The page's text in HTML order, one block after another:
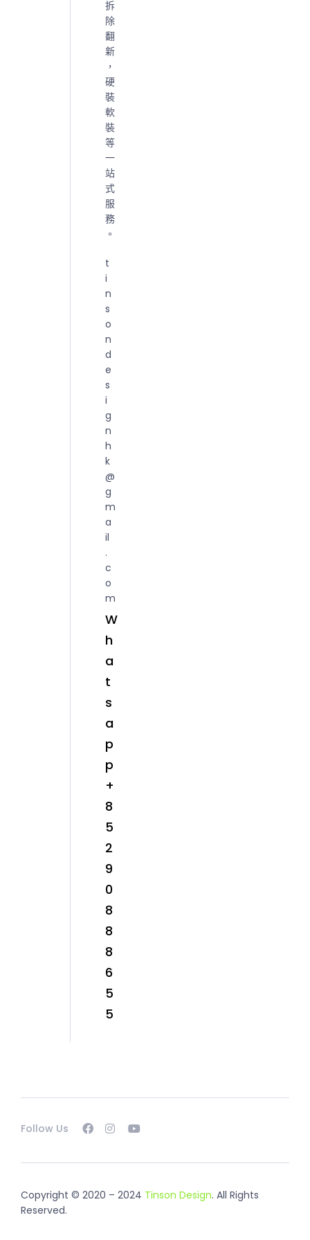
拆
除
翻
新
，
硬
裝
軟
裝
等
一
站
式
服
務
。
t
i
n
s
o
n
d
e
s
i
g
n
h
k
@
g
m
a
il
.
c
o
m
W
h
a
t
s
a
p
p
+
8
5
2
9
0
8
8
8
6
5
5
Follow Us
Copyright © 2020 – 2024 Tinson Design. All Rights
Reserved.